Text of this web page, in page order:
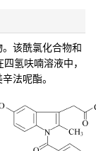
该酰氯化合物和
氢呋喃溶液中，
法呢酯。